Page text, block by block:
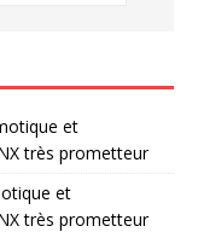
et
très prometteur
et
très prometteur